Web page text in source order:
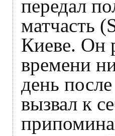
передал
матчасть
Киеве. Он
времени
день
вызвал к